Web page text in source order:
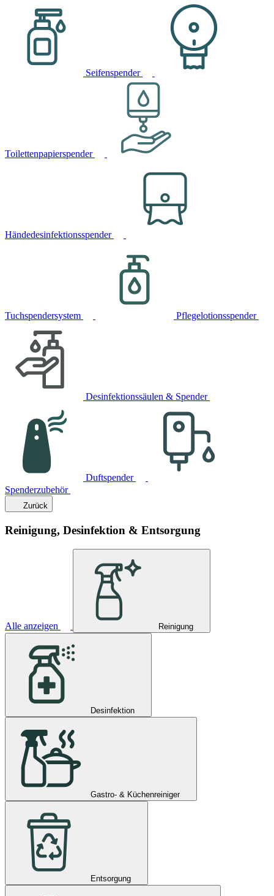
Seifenspender
Toilettenpapierspender
Händedesinfektionsspender
Tuchspendersystem Pflegelotionsspender
Desinfektionssäulen & Spender
Duftspender
Spenderzubehör
Zurück
Reinigung, Desinfektion & Entsorgung
Alle anzeigen Reinigung
Desinfektion
Gastro- & Küchenreiniger
Entsorgung